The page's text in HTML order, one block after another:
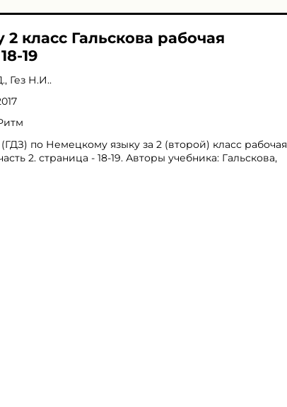
класс Гальскова рабочая
19
, Гез Н.И..
по Немецкому языку за 2 (второй) класс рабочая
2. страница - 18-19. Авторы учебника: Гальскова,